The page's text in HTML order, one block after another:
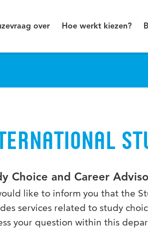
over Hoe werkt kiezen?
Choice and Career
like to inform you that the
services related to study
your question within this